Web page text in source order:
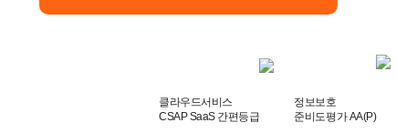
클라우드서비스
CSAP SaaS 간편등급
정보보호
준비도평가 AA(P)